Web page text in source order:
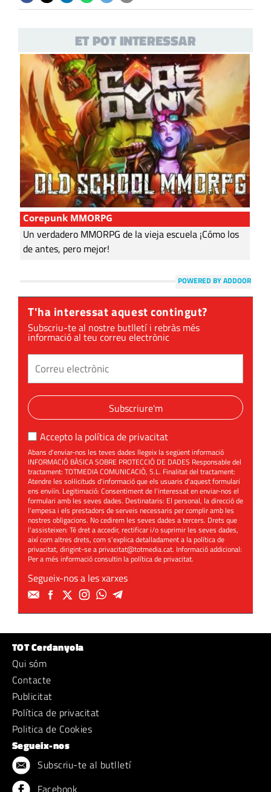
ET POT INTERESSAR
Corepunk MMORPG
Un verdadero MMORPG de la vieja escuela ¡Cómo los
de antes, pero mejor!
POWERED BY ADDOOR
T'ha interessat aquest contingut?
Subscriu-te al nostre butlletí i rebràs més
informació al teu correu electrònic
Subscriure'm
Accepto la política de privacitat
Abans d'enviar-nos les teves dades llegeix la següent informació
INFORMACIÓ BÀSICA SOBRE PROTECCIÓ DE DADES Responsable del
tractament: TOTMEDIA COMUNICACIÓ, S.L. Finalitat del tractament:
Atendre les sol·licituds d'informació que els usuaris d'aquest formulari
ens enviïn. Legitimació: Consentiment de l'interessat en enviar-nos el
formulari amb les seves dades. Destinataris: El personal, la direcció de
l'empesa i els prestadors de serveis necessaris per complir amb les
nostres obligacions. No cedirem les seves dades a tercers. Drets que
l'assisteixen: Té dret a accedir, rectificar i/o suprimir les seves dades,
així com altres drets, com s'explica detalladament a la política de
privacitat, dirigint-se aprivacitat@totmedia.cat. Informació addicional:
Per a més informació consultin lapolítica de privacitat.
Segueix-nos a les xarxes
TOT Cerdanyola
Qui sóm
Contacte
Publicitat
Política de privacitat
Politica de Cookies
Segueix-nos
Subscriu-te al butlletí
Facebook